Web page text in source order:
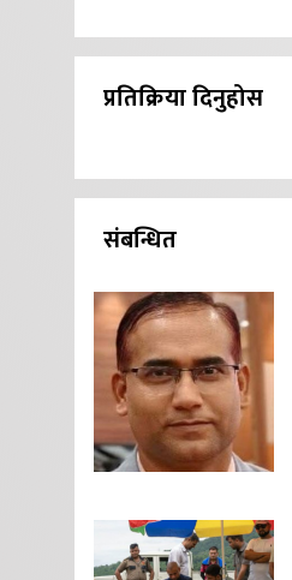
प्रतिक्रिया दिनुहोस
संबन्धित